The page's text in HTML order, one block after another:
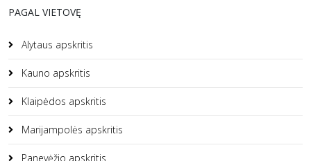
PAGAL VIETOVĘ
Alytaus apskritis
Kauno apskritis
Klaipėdos apskritis
Marijampolės apskritis
Panevėžio apskritis